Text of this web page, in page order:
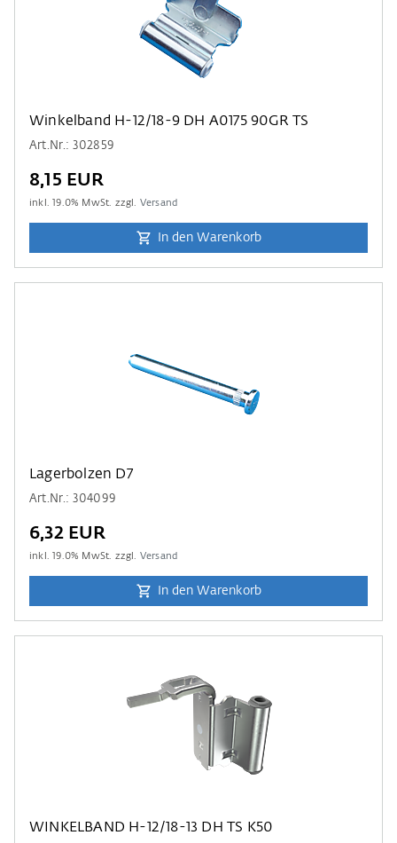
Winkelband H-12/18-9 DH A0175 90GR TS
Art.Nr.: 302859
8,15 EUR
inkl.19.0% MwSt. zzgl. Versand
In den Warenkorb
Lagerbolzen D7
Art.Nr.: 304099
6,32 EUR
inkl.19.0% MwSt. zzgl. Versand
In den Warenkorb
WINKELBAND H-12/18-13 DH TS K50